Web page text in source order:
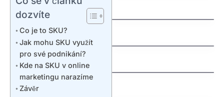
dozvíte
Co je to SKU?
Jak mohu SKU využít
pro své podnikání?
Kde na SKU v online
marketingu narazíme
Závěr